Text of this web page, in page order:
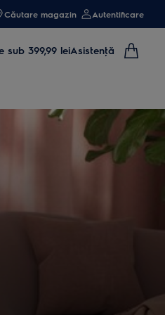
Căutare magazin Autentificare
sub 399,99 leiAsistenţă